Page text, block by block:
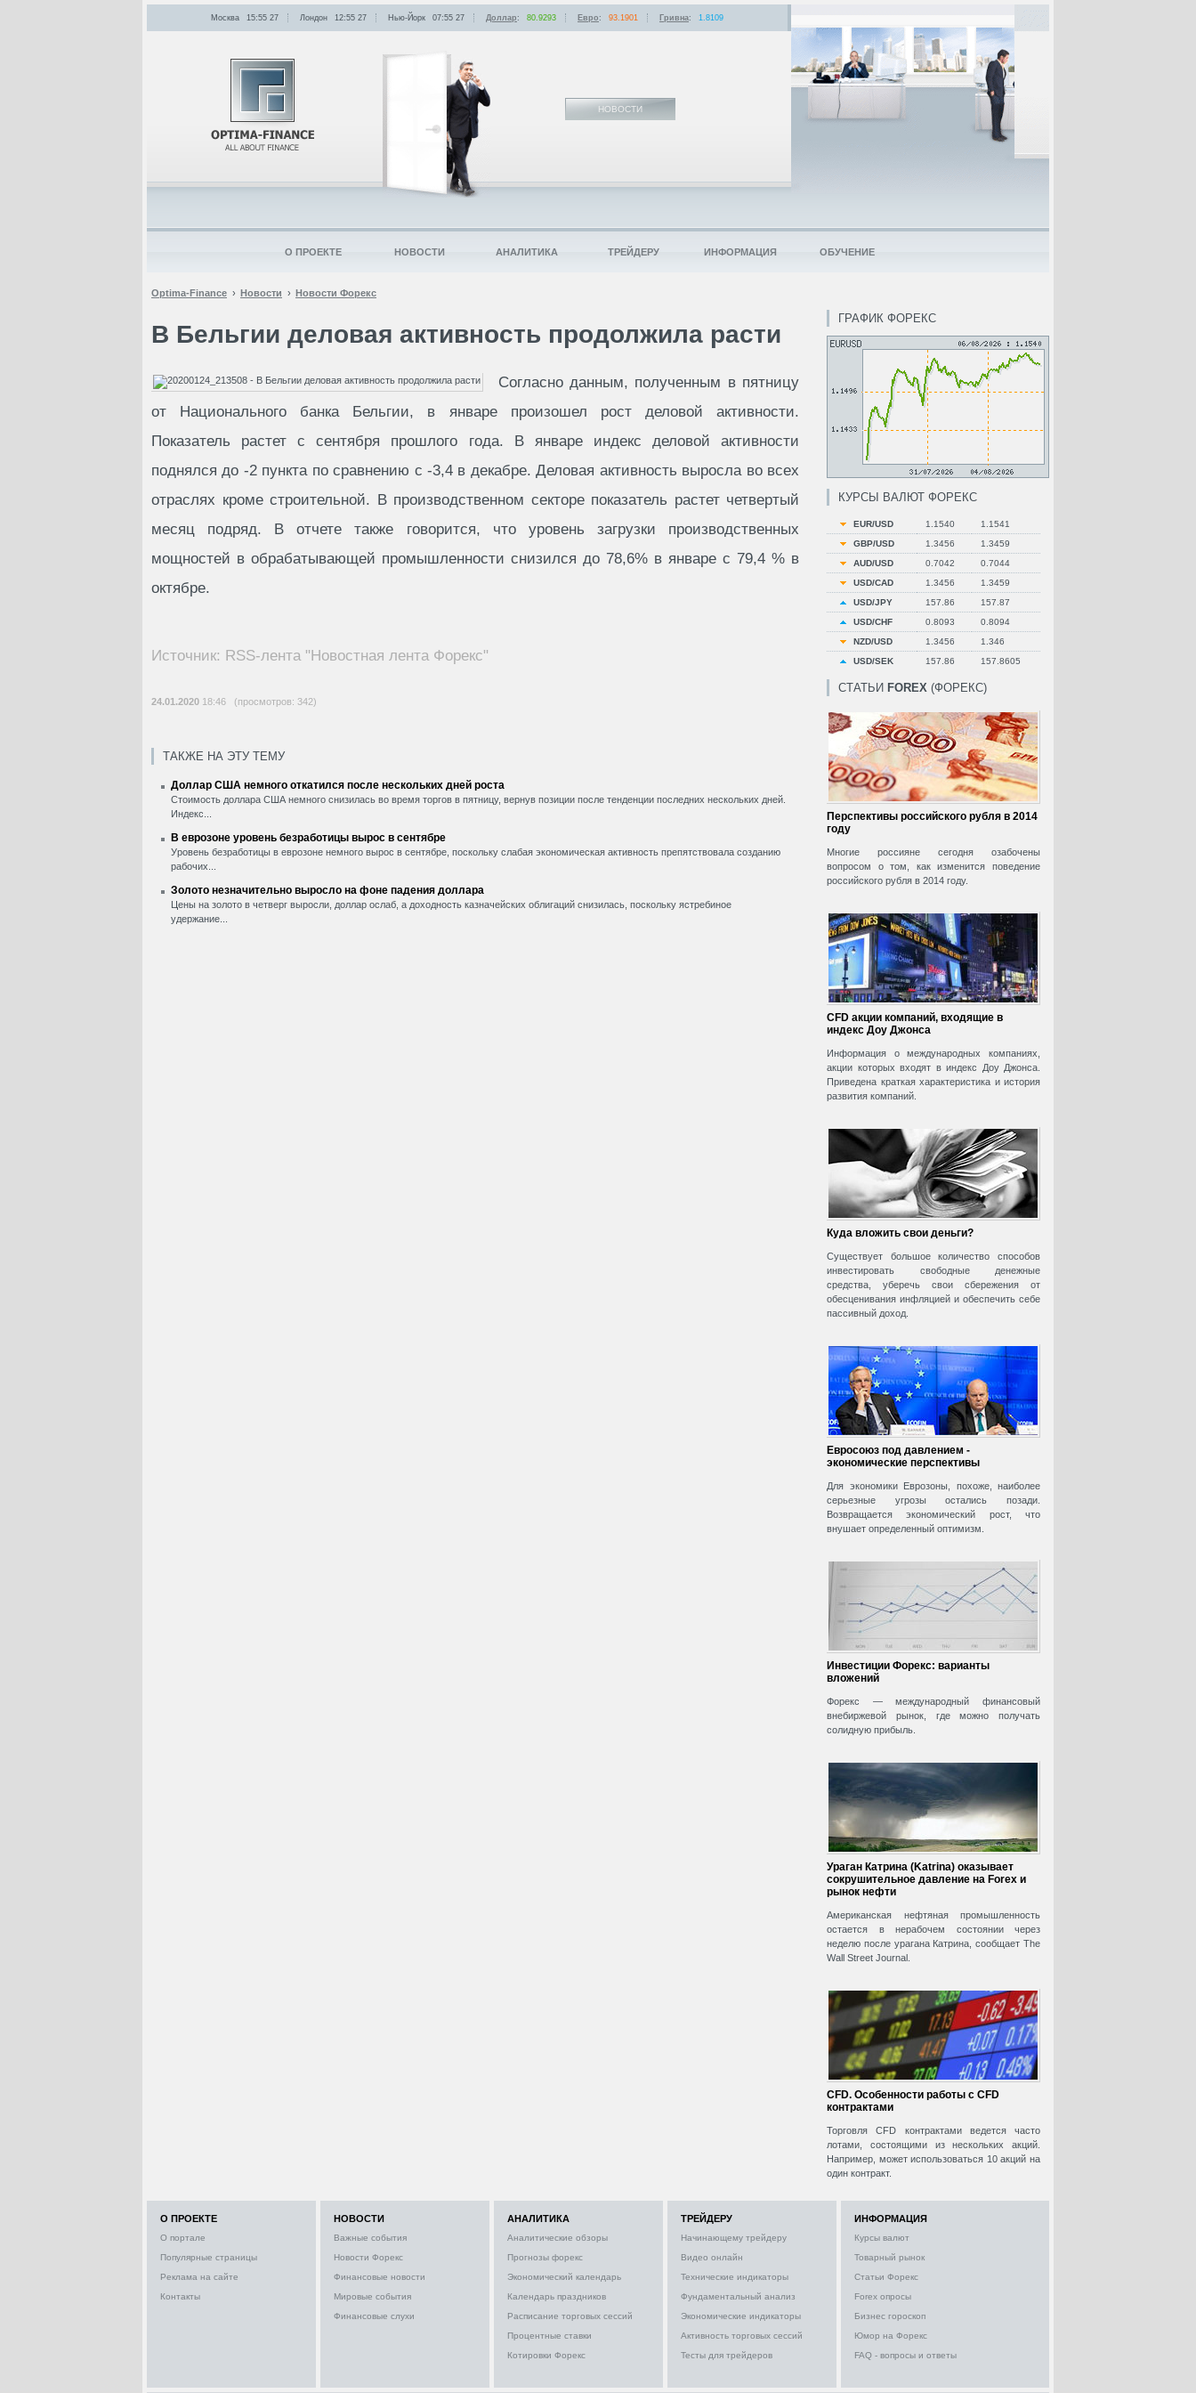
Optima-Finance Новости Новости Форекс
В Бельгии деловая активность продолжила расти
Согласно данным, полученным в пятницу
от Национального банка Бельгии, в январе произошел рост деловой активности.
Показатель растет с сентября прошлого года. В январе индекс деловой активности
поднялся до -2 пункта по сравнению с -3,4 в декабре. Деловая активность выросла во всех
отраслях кроме строительной. В производственном секторе показатель растет четвертый
месяц подряд. В отчете также говорится, что уровень загрузки производственных
мощностей в обрабатывающей промышленности снизился до 78,6% в январе с 79,4 % в
октябре.
Источник: RSS-лента "Новостная лента Форекс"
24.01.2020 18:46 (просмотров: 342)
ТАКЖЕ НА ЭТУ ТЕМУ
Доллар США немного откатился после нескольких дней роста
Стоимость доллара США немного снизилась во время торгов в пятницу, вернув позиции после тенденции последних нескольких дней.
Индекс...
В еврозоне уровень безработицы вырос в сентябре
Уровень безработицы в еврозоне немного вырос в сентябре, поскольку слабая экономическая активность препятствовала созданию
рабочих...
Золото незначительно выросло на фоне падения доллара
Цены на золото в четверг выросли, доллар ослаб, а доходность казначейских облигаций снизилась, поскольку ястребиное
удержание...
ГРАФИК ФОРЕКС
КУРСЫ ВАЛЮТ ФОРЕКС
EUR/USD 1.1540
1.1541
GBP/USD
1.3456
1.3459
AUD/USD
0.7042
0.7044
USD/CAD
1.3456
1.3459
USD/JPY
157.86
157.87
USD/CHF
0.8093
0.8094
NZD/USD
1.3456
1.346
USD/SEK
157.86 157.8605
СТАТЬИ FOREX (ФОРЕКС)
Перспективы российского рубля в 2014
году
Многие россияне сегодня озабочены
вопросом о том, как изменится поведение
российского рубля в 2014 году.
CFD акции компаний, входящие в
индекс Доу Джонса
Информация о международных компаниях,
акции которых входят в индекс Доу Джонса.
Приведена краткая характеристика и история
развития компаний.
Куда вложить свои деньги?
Существует большое количество способов
инвестировать свободные денежные
средства, уберечь свои сбережения от
обесценивания инфляцией и обеспечить себе
пассивный доход.
Евросоюз под давлением -
экономические перспективы
Для экономики Еврозоны, похоже, наиболее
серьезные угрозы остались позади.
Возвращается экономический рост, что
внушает определенный оптимизм.
Инвестиции Форекс: варианты
вложений
Форекс — международный финансовый
внебиржевой рынок, где можно получать
солидную прибыль.
Ураган Катрина (Katrina) оказывает
сокрушительное давление на Forex и
рынок нефти
Американская нефтяная промышленность
остается в нерабочем состоянии через
неделю после урагана Катрина, сообщает The
Wall Street Journal.
CFD. Особенности работы с CFD
контрактами
Торговля CFD контрактами ведется часто
лотами, состоящими из нескольких акций.
Например, может использоваться 10 акций на
один контракт.
НОВОСТИ
Москва 15:55 27 Лондон 12:55 27 Нью-Йорк 07:55 27 Доллар: 80.9293 Евро: 93.1901 Гривна: 1.8109
О ПРОЕКТЕ НОВОСТИ АНАЛИТИКА ТРЕЙДЕРУ ИНФОРМАЦИЯ ОБУЧЕНИЕ
О ПРОЕКТЕ
О портале
Популярные страницы
Реклама на сайте
Контакты
НОВОСТИ
Важные события
Новости Форекс
Финансовые новости
Мировые события
Финансовые слухи
АНАЛИТИКА
Аналитические обзоры
Прогнозы форекс
Экономический календарь
Календарь праздников
Расписание торговых сессий
Процентные ставки
Котировки Форекс
ТРЕЙДЕРУ
Начинающему трейдеру
Видео онлайн
Технические индикаторы
Фундаментальный анализ
Экономические индикаторы
Активность торговых сессий
Тесты для трейдеров
ИНФОРМАЦИЯ
Курсы валют
Товарный рынок
Статьи Форекс
Forex опросы
Бизнес гороскоп
Юмор на Форекс
FAQ - вопросы и ответы